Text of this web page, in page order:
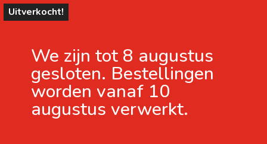
We zijn tot 8 augustus
gesloten. Bestellingen
worden vanaf 10
augustus verwerkt.
Uitverkocht!